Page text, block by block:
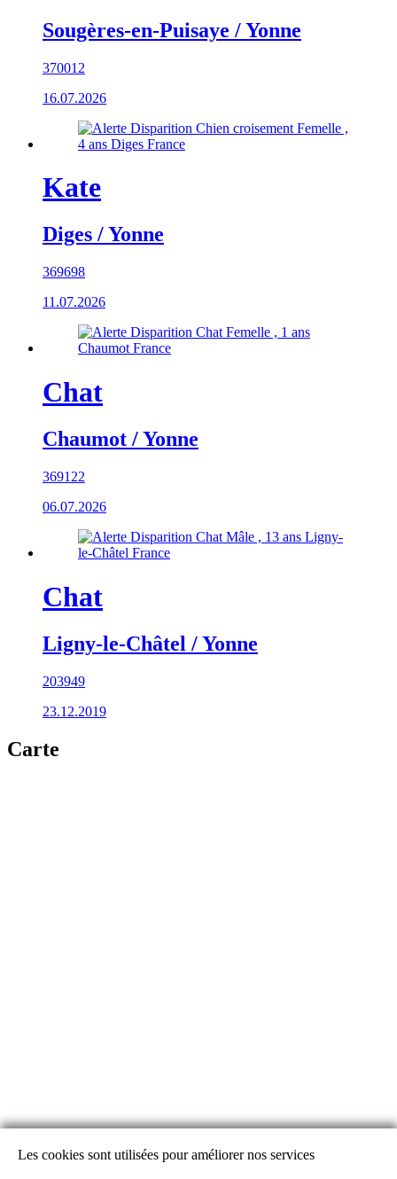
Sougères-en-Puisaye / Yonne
370012
16.07.2026
Kate
Diges / Yonne
369698
11.07.2026
Chat
Chaumot / Yonne
369122
06.07.2026
Chat
Ligny-le-Châtel / Yonne
203949
23.12.2019
Carte
Les cookies sont utilisées pour améliorer nos services